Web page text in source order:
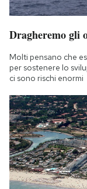
Dragheremo gli
Molti pensano che
per sostenere lo
ci sono rischi enormi